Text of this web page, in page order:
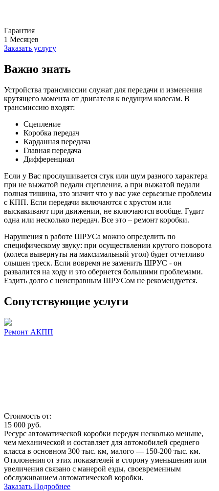
Гарантия
1 Месяцев
Заказать услугу
Важно знать
Устройства трансмиссии служат для передачи и изменения
крутящего момента от двигателя к ведущим колесам. В
трансмиссию входят:
Сцепление
Коробка передач
Карданная передача
Главная передача
Дифференциал
Если у Вас прослушивается стук или шум разного характера
при не выжатой педали сцепления, а при выжатой педали
полная тишина, это значит что у вас уже серьезные проблемы
с КПП. Если передачи включаются с хрустом или
выскакивают при движении, не включаются вообще. Гудит
одна или несколько передач. Все это – ремонт коробки.
Нарушения в работе ШРУСа можно определить по
специфическому звуку: при осуществлении крутого поворота
(колеса вывернуты на максимальный угол) будет отчетливо
слышен треск. Если вовремя не заменить ШРУС - он
развалится на ходу и это обернется большими проблемами.
Ездить долго с неисправным ШРУСом не рекомендуется.
Сопутствующие услуги
Ремонт АКПП
Стоимость от:
15 000 руб.
Ресурс автоматической коробки передач несколько меньше,
чем механической и составляет для автомобилей среднего
класса в основном 300 тыс. км, малого — 150-200 тыс. км.
Отклонения от этих показателей в сторону уменьшения или
увеличения связано с манерой езды, своевременным
обслуживанием автоматической коробки.
Заказать Подробнее